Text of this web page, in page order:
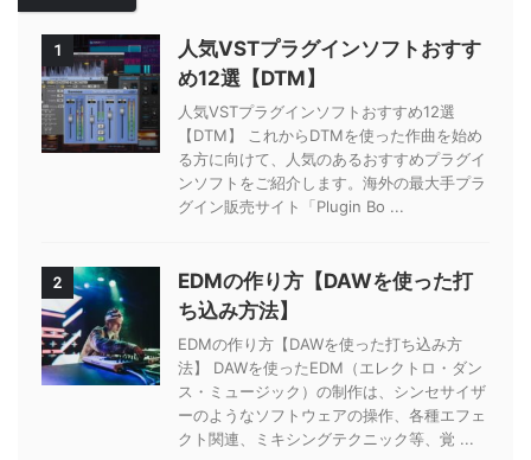
1
人気VSTプラグインソフトおすす
め12選【DTM】
人気VSTプラグインソフトおすすめ12選
【DTM】 これからDTMを使った作曲を始め
る方に向けて、人気のあるおすすめプラグイ
ンソフトをご紹介します。海外の最大手プラ
グイン販売サイト「Plugin Bo ...
2
EDMの作り方【DAWを使った打
ち込み方法】
EDMの作り方【DAWを使った打ち込み方
法】 DAWを使ったEDM（エレクトロ・ダン
ス・ミュージック）の制作は、シンセサイザ
ーのようなソフトウェアの操作、各種エフェ
クト関連、ミキシングテクニック等、覚 ...